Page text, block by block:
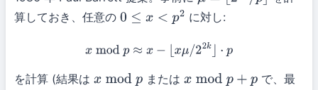
算しておき、任意の 0 ≤x <p 2 に対し:
xmodp≈x −⌊x μ/22k⌋⋅p
を計算 (結果は xmodp またはxmodp+p
で、最